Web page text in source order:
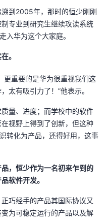
到2005年，那时的恒少刚刚
专业到研究生继续攻读系统
入华为这个大家庭。
。
更重要的是华为很重视我们这
太有吸引力了！”他表示。
量、进度；而学校中的软件
视野上得到了创新，但这种
转化为产品，还得好用，这事
，恒少作为一名初来乍到的
软件开发。
巧经手的产品其国际协议又
为可稳定运行的产品以及解